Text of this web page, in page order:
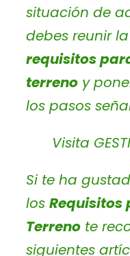
situación de
debes reunir
requisitos
terreno y
los pasos
Visita
Si te ha
los Requisitos
Terreno te
siguientes